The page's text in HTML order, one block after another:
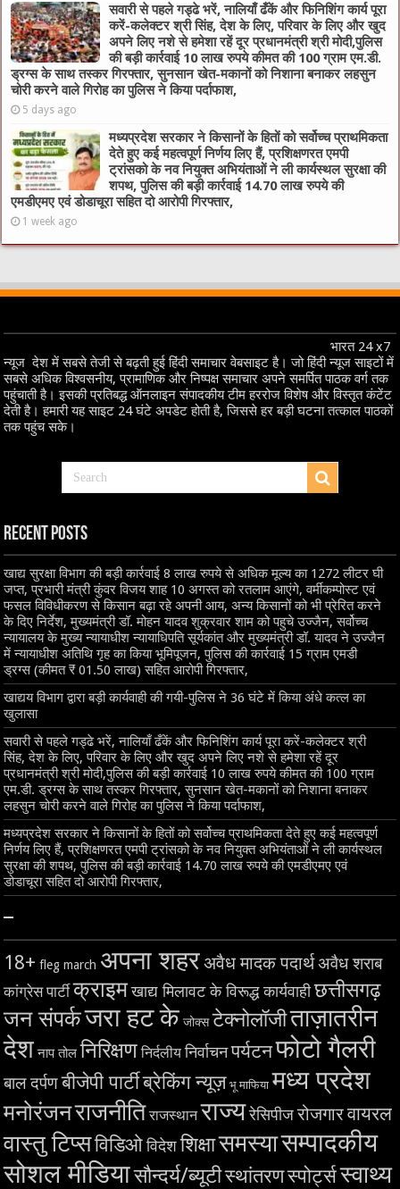
सवारी से पहले गड्ढे भरें, नालियाँ ढँकें और फिनिशिंग कार्य पूरा
करें-कलेक्टर श्री सिंह, देश के लिए, परिवार के लिए और खुद
अपने लिए नशे से हमेशा रहें दूर प्रधानमंत्री श्री मोदी,पुलिस
की बड़ी कार्रवाई 10 लाख रुपये कीमत की 100 ग्राम एम.डी.
ड्रग्स के साथ तस्कर गिरफ्तार, सुनसान खेत-मकानों को निशाना बनाकर लहसुन
चोरी करने वाले गिरोह का पुलिस ने किया पर्दाफाश,
5 days ago
मध्यप्रदेश सरकार ने किसानों के हितों को सर्वोच्च प्राथमिकता
देते हुए कई महत्वपूर्ण निर्णय लिए हैं, प्रशिक्षणरत एमपी
ट्रांसको के नव नियुक्त अभियंताओं ने ली कार्यस्थल सुरक्षा की
शपथ, पुलिस की बड़ी कार्रवाई 14.70 लाख रुपये की
एमडीएमए एवं डोडाचूरा सहित दो आरोपी गिरफ्तार,
1 week ago
भारत 24 x7
न्यूज देश में सबसे तेजी से बढ़ती हुई हिंदी समाचार वेबसाइट है। जो हिंदी न्यूज साइटों में
सबसे अधिक विश्वसनीय, प्रामाणिक और निष्पक्ष समाचार अपने समर्पित पाठक वर्ग तक
पहुंचाती है। इसकी प्रतिबद्ध ऑनलाइन संपादकीय टीम हररोज विशेष और विस्तृत कंटेंट
देती है। हमारी यह साइट 24 घंटे अपडेट होती है, जिससे हर बड़ी घटना तत्काल पाठकों
तक पहुंच सके।
Recent Posts
खाद्य सुरक्षा विभाग की बड़ी कार्रवाई 8 लाख रुपये से अधिक मूल्य का 1272 लीटर घी
जप्त, प्रभारी मंत्री कुंवर विजय शाह 10 अगस्त को रतलाम आएंगे, वर्मीकम्पोस्ट एवं
फसल विविधीकरण से किसान बढ़ा रहे अपनी आय, अन्य किसानों को भी प्रेरित करने
के दिए निर्देश, मुख्यमंत्री डॉ. मोहन यादव शुक्रवार शाम को पहुचे उज्जैन, सर्वोच्च
न्यायालय के मुख्‍य न्‍यायाधीश न्यायाधिपति सूर्यकांत और मुख्यमंत्री डॉ. यादव ने उज्जैन
में न्यायाधीश अतिथि गृह का किया भूमिपूजन, पुलिस की कार्रवाई 15 ग्राम एमडी
ड्रग्स (कीमत ₹ 01.50 लाख) सहित आरोपी गिरफ्तार,
खाद्यय विभाग द्वारा बड़ी कार्यवाही की गयी-पुलिस ने 36 घंटे में किया अंधे कत्ल का
खुलासा
सवारी से पहले गड्ढे भरें, नालियाँ ढँकें और फिनिशिंग कार्य पूरा करें-कलेक्टर श्री
सिंह, देश के लिए, परिवार के लिए और खुद अपने लिए नशे से हमेशा रहें दूर
प्रधानमंत्री श्री मोदी,पुलिस की बड़ी कार्रवाई 10 लाख रुपये कीमत की 100 ग्राम
एम.डी. ड्रग्स के साथ तस्कर गिरफ्तार, सुनसान खेत-मकानों को निशाना बनाकर
लहसुन चोरी करने वाले गिरोह का पुलिस ने किया पर्दाफाश,
मध्यप्रदेश सरकार ने किसानों के हितों को सर्वोच्च प्राथमिकता देते हुए कई महत्वपूर्ण
निर्णय लिए हैं, प्रशिक्षणरत एमपी ट्रांसको के नव नियुक्त अभियंताओं ने ली कार्यस्थल
सुरक्षा की शपथ, पुलिस की बड़ी कार्रवाई 14.70 लाख रुपये की एमडीएमए एवं
डोडाचूरा सहित दो आरोपी गिरफ्तार,
–
18+ fleg march अपना शहरअवैध मादक पदार्थअवैध शराब
कांग्रेस पार्टी क्राइमखाद्य मिलावट के विरूद्ध कार्यवाहीछत्तीसगढ़
जन संपर्कजरा हट के जोक्स टेक्नोलॉजीताज़ातरीन
देश नाप तोल निरिक्षण निर्दलीय निर्वाचनपर्यटनफोटो गैलरी
बाल दर्पणबीजेपी पार्टीब्रेकिंग न्यूज़ भू माफिया मध्य प्रदेश
मनोरंजनराजनीति राजस्थान राज्यरेसिपीज रोजगारवायरल
वास्तु टिप्सविडिओ विदेश शिक्षासमस्यासम्पादकीय
सोशल मीडियासौन्दर्य/ब्यूटीस्थांतरणस्पोर्ट्सस्वाथ्य